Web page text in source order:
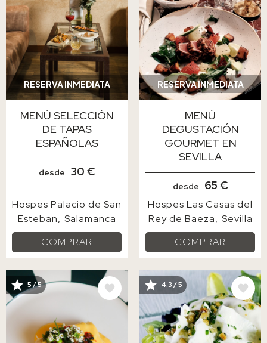
RESERVA INMEDIATA
MENÚ SELECCIÓN
DE TAPAS
ESPAÑOLAS
desde 30 €
Hospes Palacio de San
Esteban
Salamanca
COMPRAR
RESERVA INMEDIATA
MENÚ
DEGUSTACIÓN
GOURMET EN
SEVILLA
desde 65 €
Hospes Las Casas del
Rey de Baeza
Sevilla
COMPRAR
IMAGE
5 / 5 IMAGE
4.3 / 5